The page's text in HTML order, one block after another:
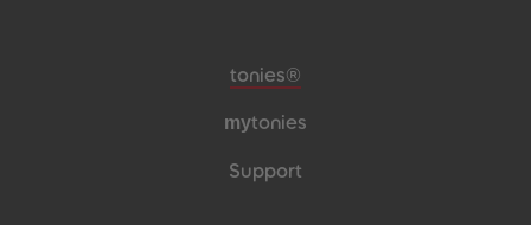
Meta-Navigation Footer
tonies®
mytonies
Support